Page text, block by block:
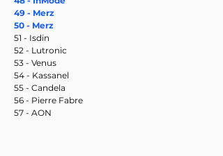
49 - Merz
50 - Merz
51 - Isdin
52 - Lutronic
53 - Venus
54 - Kassanel
55 - Candela
56 - Pierre Fabre
57 - AON